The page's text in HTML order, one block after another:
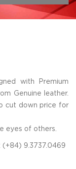
with Premium
Genuine leather.
cut down price for
eyes of others.
(+84) 9.3737.0469